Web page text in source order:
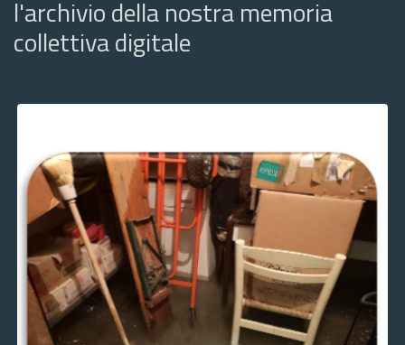
l'archivio della nostra memoria
collettiva digitale